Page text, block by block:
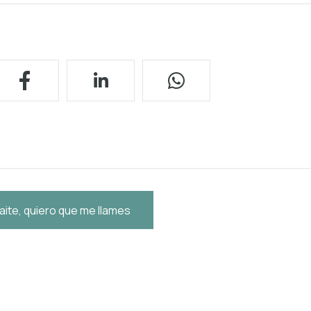
quiero que me llames